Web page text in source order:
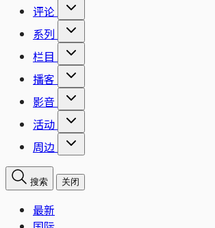
评论
系列
栏目
播客
影音
活动
周边
搜索 关闭
最新